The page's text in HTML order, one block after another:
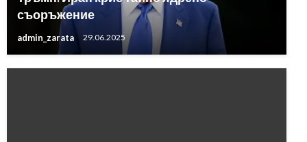
съоръжение
admin_zarata 29.06.2025